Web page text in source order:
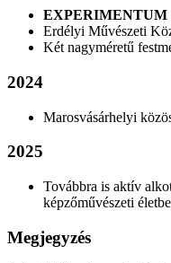
EXPERIMENTUM
Erdélyi Művészeti
Két nagyméretű
2024
Marosvásárhelyi
2025
Továbbra is aktív
képzőművészeti
Megjegyzés